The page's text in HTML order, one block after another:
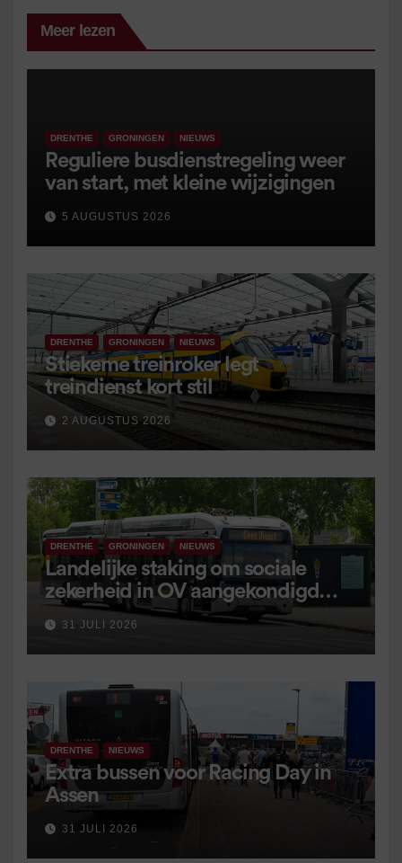
Meer lezen
DRENTHE GRONINGEN NIEUWS
Reguliere busdienstregeling weer
van start, met kleine wijzigingen
5 AUGUSTUS 2026
DRENTHE GRONINGEN NIEUWS
Stiekeme treinroker legt
treindienst kort stil
2 AUGUSTUS 2026
DRENTHE GRONINGEN NIEUWS
Landelijke staking om sociale
zekerheid in OV aangekondigd
voor 9 september
31 JULI 2026
DRENTHE NIEUWS
Extra bussen voor Racing Day in
Assen
31 JULI 2026